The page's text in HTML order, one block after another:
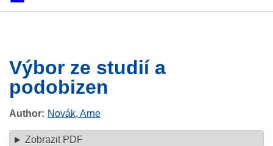
HomeBrowse
Search
About
HelpContactDigitalia
Výbor ze studií a
podobizen
Author Novák, Arne
Zobrazit PDF